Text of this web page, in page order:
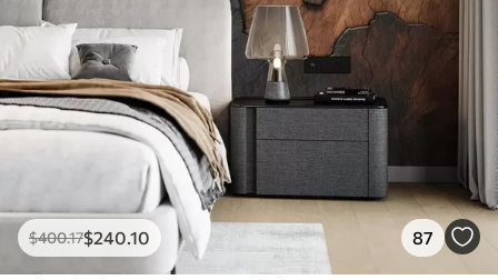
$400.17$240 .10 87